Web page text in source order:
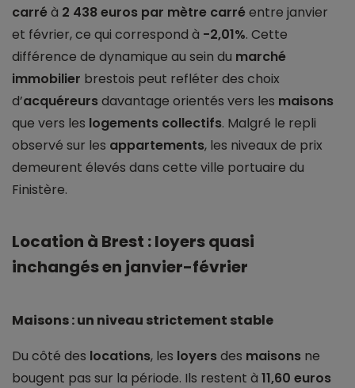
carréà 2 438 euros par mètre carréentre janvier
et février, ce qui correspond à -2,01%. Cette
différence de dynamique au sein du marché
immobilier brestois peut refléter des choix
d’acquéreursdavantage orientés vers les maisons
que vers les logements collectifs. Malgré le repli
observé sur les appartements, les niveaux de prix
demeurent élevés dans cette ville portuaire du
Finistère.
Location à Brest : loyers quasi
inchangés en janvier-février
Maisons : un niveau strictement stable
Du côté des locations, les loyersdes maisons ne
bougent pas sur la période. Ils restent à 11,60 euros